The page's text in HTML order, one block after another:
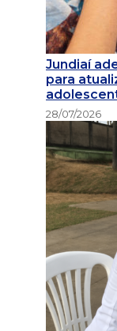
Jundiaí
para
28/07/2026